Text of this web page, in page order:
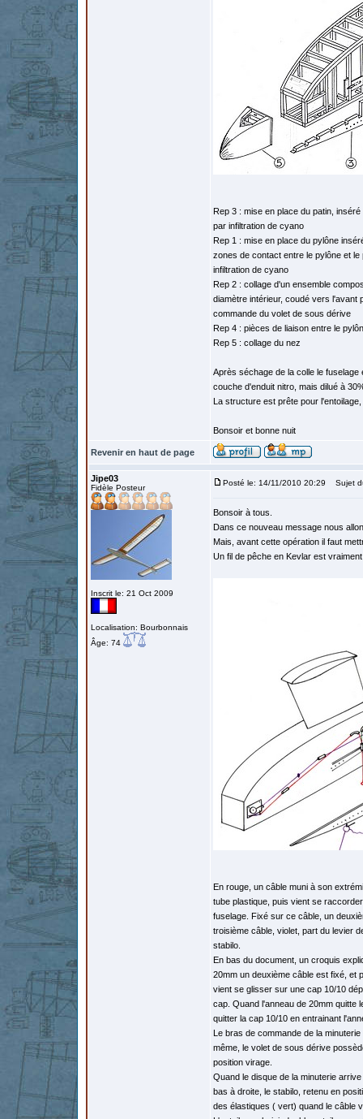
Rep 3 : mise en place du patin,
par infiltration de cyano
Rep 1 : mise en place du pylône
zones de contact entre le pylône et le
infiltration de cyano
Rep 2 : collage d'un ensemble
diamètre intérieur, coudé vers l'avant
commande du volet de sous dérive
Rep 4 : pièces de liaison entre le
Rep 5 : collage du nez
Après séchage de la colle le
couche d'enduit nitro, mais dilué à
La structure est prête pour
Bonsoir et bonne nuit
Revenir en haut de page
Jipe03
Fidèle Posteur
Inscrit le: 21 Oct 2009
Localisation: Bourbonnais
Âge: 74
Posté le: 14/11/2010 20:29 Sujet
Bonsoir à tous.
Dans ce nouveau message nous
Mais, avant cette opération il faut
Un fil de pêche en Kevlar est
En rouge, un câble muni à son
tube plastique, puis vient se
fuselage. Fixé sur ce câble, un
troisième câble, violet, part du levier
stabilo.
En bas du document, un croquis
20mm un deuxième câble est fixé, et
vient se glisser sur une cap 10/10
cap. Quand l'anneau de 20mm quitte
quitter la cap 10/10 en entrainant
Le bras de commande de la
même, le volet de sous dérive
position virage.
Quand le disque de la minuterie
bas à droite, le stabilo, retenu en
des élastiques ( vert) quand le câble